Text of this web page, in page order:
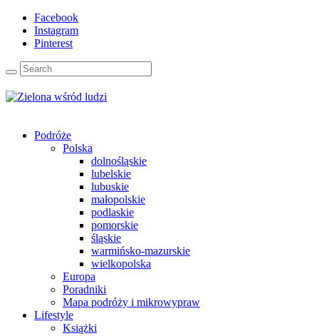
Facebook
Instagram
Pinterest
Podróże
Polska
dolnośląskie
lubelskie
lubuskie
małopolskie
podlaskie
pomorskie
śląskie
warmińsko-mazurskie
wielkopolska
Europa
Poradniki
Mapa podróży i mikrowypraw
Lifestyle
Książki